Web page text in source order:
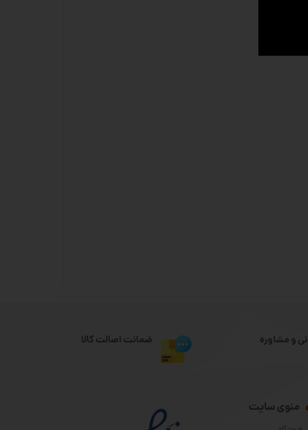
منوی سایت
و مشاوره ضمانت اصالت کالا